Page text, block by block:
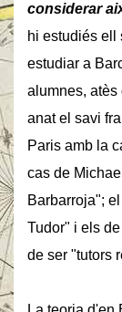
considerar
hi estudiés ell
estudiar a
alumnes, atès
anat el savi
Paris amb la
cas de
Barbarroja";
Tudor" i els
de ser "tutors